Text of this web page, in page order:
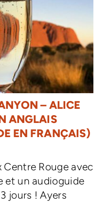
– ALICE
ANGLAIS
EN FRANÇAIS)
Centre Rouge avec
et un audioguide
jours ! Ayers